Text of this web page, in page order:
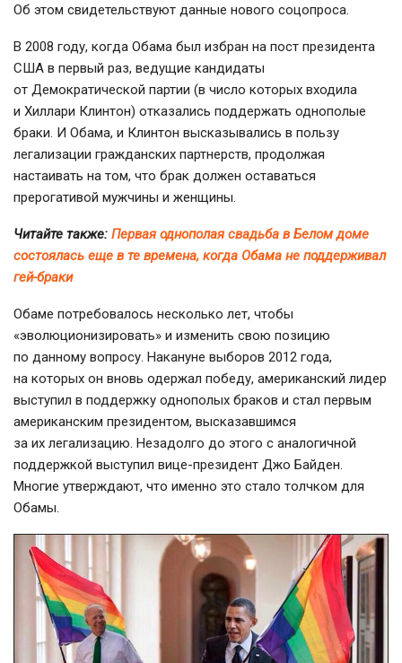
Об этом свидетельствуют данные нового соцопроса.
В 2008 году, когда Обама был избран на пост президента
США в первый раз, ведущие кандидаты
от Демократической партии (в число которых входила
и Хиллари Клинтон) отказались поддержать однополые
браки. И Обама, и Клинтон высказывались в пользу
легализации гражданских партнерств, продолжая
настаивать на том, что брак должен оставаться
прерогативой мужчины и женщины.
Читайте также: Первая однополая свадьба в Белом доме
состоялась еще в те времена, когда Обама не поддерживал
гей-браки
Обаме потребовалось несколько лет, чтобы
«эволюционизировать» и изменить свою позицию
по данному вопросу. Накануне выборов 2012 года,
на которых он вновь одержал победу, американский лидер
выступил в поддержку однополых браков и стал первым
американским президентом, высказавшимся
за их легализацию. Незадолго до этого с аналогичной
поддержкой выступил вице-президент Джо Байден.
Многие утверждают, что именно это стало толчком для
Обамы.